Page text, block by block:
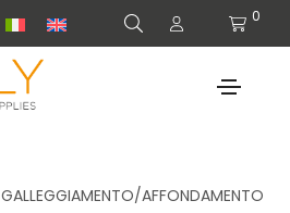
0
GALLEGGIAMENTO/AFFONDAMENTO